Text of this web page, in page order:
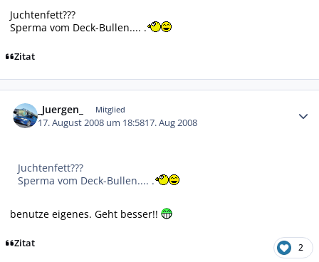
Juchtenfett???
Sperma vom Deck-Bullen.... .
Zitat
_Juergen_ Mitglied
17. August 2008 um 18:5817. Aug 2008
Juchtenfett???
Sperma vom Deck-Bullen.... .
benutze eigenes. Geht besser!!
Zitat 2